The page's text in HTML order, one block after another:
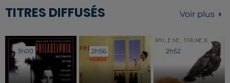
TITRES DIFFUSÉS Voir plus
3h00
3h00 2h56
2h56 2h52
2h52